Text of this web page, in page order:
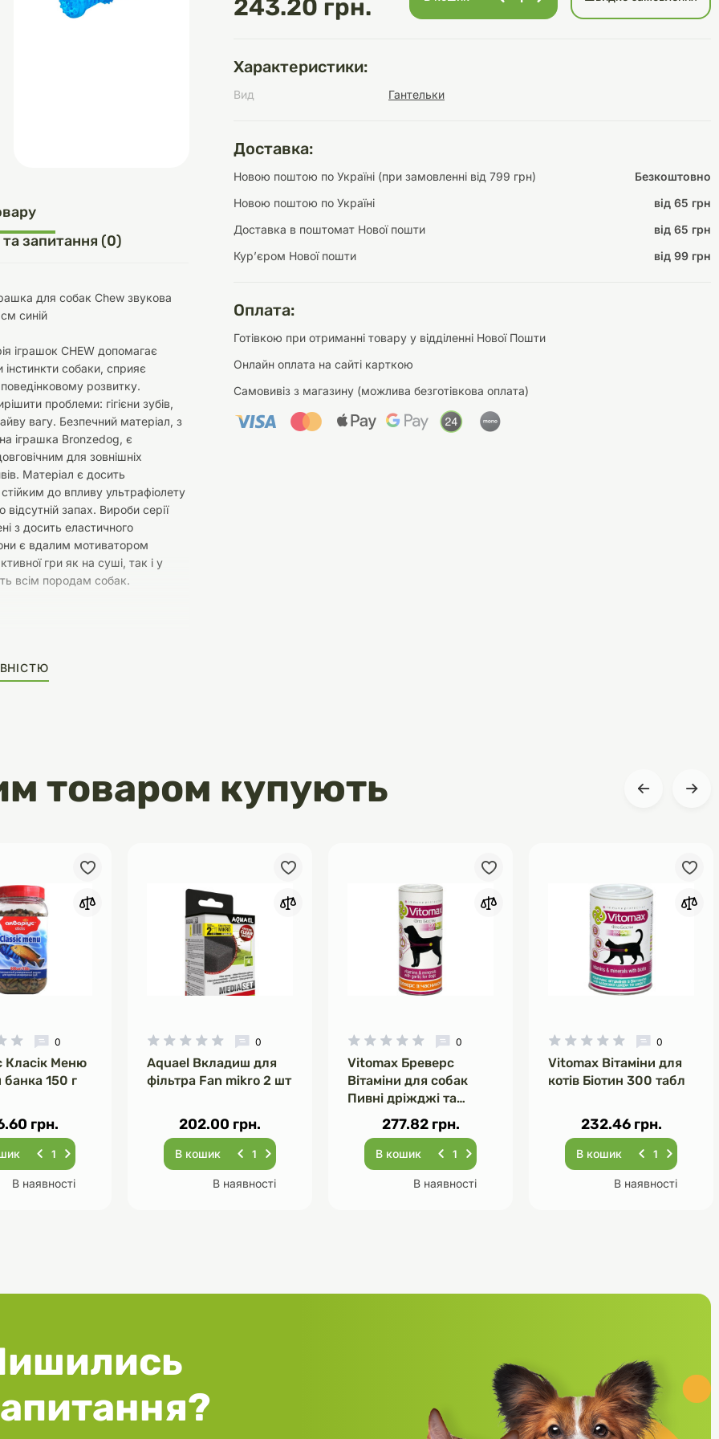
догляду
Переноски Автоаксесуари
та аскесуари
Інструменти для
догляду
Обігрівачі Освітлення
Засоби для догляду Декорації
243.20 грн.
Характеристики:
Вид Гантельки
Доставка:
Новою поштою по Україні (при замовленні від 799 грн)
Безкоштовно
Новою поштою по Україні
від 65 грн
Доставка в поштомат Нової пошти
від 65 грн
Курʼєром Нової пошти
від 99 грн
Оплата:
Готівкою при отриманні товару у відділенні Нової Пошти
Онлайн оплата на сайті карткою
Самовивіз з магазину (можлива безготівкова оплата)
та запитання (0)
для собак Chew звукова
синій
іграшок CHEW допомагає
інстинкти собаки, сприяє
розвитку.
проблеми: гігієни зубів,
вагу. Безпечний матеріал, з
іграшка Bronzedog, є
для зовнішніх
Матеріал є досить
до впливу ультрафіолету
відсутній запах. Вироби серії
з досить еластичного
є вдалим мотиватором
гри як на суші, так і у
всім породам собак.
товаром купують
0
Класік Меню
150 г
грн.
В наявності
0
Aquael Вкладиш для
фільтра Fan mikro 2 шт
202.00 грн.
В кошик
В наявності
0
Vitomax Бреверс
Вітаміни для собак
Пивні дріжджі та
Часник 120 табл
277.82 грн.
В кошик
В наявності
0
Vitomax Вітаміни для
котів Біотин 300 табл
232.46 грн.
В кошик
В наявності